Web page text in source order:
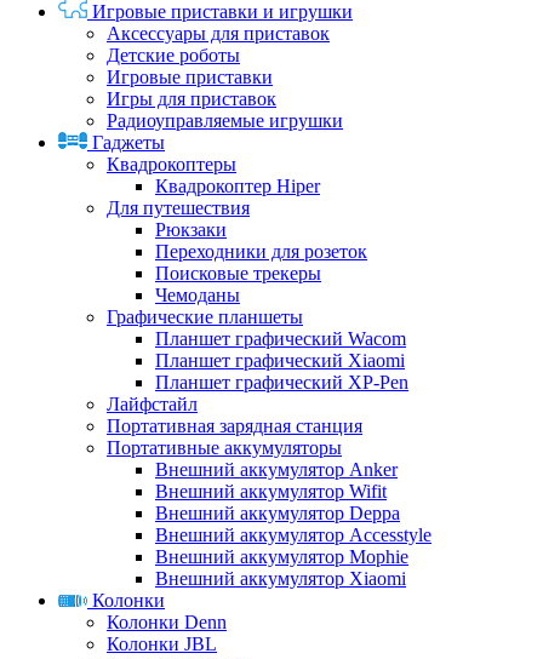
Игровые приставки и игрушки
Аксессуары для приставок
Детские роботы
Игровые приставки
Игры для приставок
Радиоуправляемые игрушки
Гаджеты
Квадрокоптеры
Квадрокоптер Hiper
Для путешествия
Рюкзаки
Переходники для розеток
Поисковые трекеры
Чемоданы
Графические планшеты
Планшет графический Wacom
Планшет графический Xiaomi
Планшет графический XP-Pen
Лайфстайл
Портативная зарядная станция
Портативные аккумуляторы
Внешний аккумулятор Anker
Внешний аккумулятор Wifit
Внешний аккумулятор Deppa
Внешний аккумулятор Accesstyle
Внешний аккумулятор Mophie
Внешний аккумулятор Xiaomi
Колонки
Колонки Denn
Колонки JBL